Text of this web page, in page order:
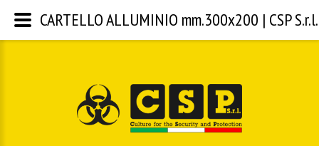
CARTELLO ALLUMINIO mm.300x200 | CSP S.r.l.